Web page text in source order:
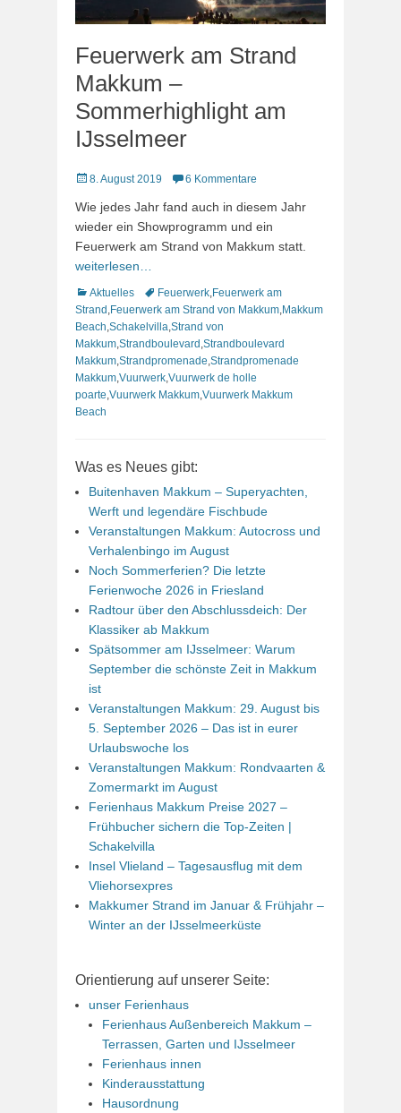
Feuerwerk am Strand
Makkum –
Sommerhighlight am
IJsselmeer
Veröffentlicht
8. August 2019 6 Kommentare
Wie jedes Jahr fand auch in diesem Jahr
wieder ein Showprogramm und ein
Feuerwerk am Strand von Makkum statt.
weiterlesen…
Kategorien
Aktuelles Schlagworte
Feuerwerk,Feuerwerk am
Strand ,Feuerwerk am Strand von Makkum,Makkum
Beach,Schakelvilla,Strand von
Makkum,Strandboulevard ,Strandboulevard
Makkum,Strandpromenade,Strandpromenade
Makkum,Vuurwerk,Vuurwerk de holle
poarte,Vuurwerk Makkum,Vuurwerk Makkum
Beach
Was es Neues gibt:
Buitenhaven Makkum – Superyachten,
Werft und legendäre Fischbude
Veranstaltungen Makkum: Autocross und
Verhalenbingo im August
Noch Sommerferien? Die letzte
Ferienwoche 2026 in Friesland
Radtour über den Abschlussdeich: Der
Klassiker ab Makkum
Spätsommer am IJsselmeer: Warum
September die schönste Zeit in Makkum
ist
Veranstaltungen Makkum: 29. August bis
5. September 2026 – Das ist in eurer
Urlaubswoche los
Veranstaltungen Makkum: Rondvaarten &
Zomermarkt im August
Ferienhaus Makkum Preise 2027 –
Frühbucher sichern die Top-Zeiten |
Schakelvilla
Insel Vlieland – Tagesausflug mit dem
Vliehorsexpres
Makkumer Strand im Januar & Frühjahr –
Winter an der IJsselmeerküste
Orientierung auf unserer Seite:
unser Ferienhaus
Ferienhaus Außenbereich Makkum –
Terrassen, Garten und IJsselmeer
Ferienhaus innen
Kinderausstattung
Hausordnung